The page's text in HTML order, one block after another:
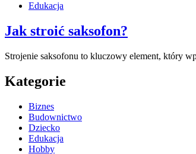
Edukacja
Jak stroić saksofon?
Strojenie saksofonu to kluczowy element, który
Kategorie
Biznes
Budownictwo
Dziecko
Edukacja
Hobby